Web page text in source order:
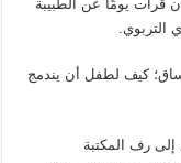
قرأت يومًا عن الطبيبة
التربوي.
كيف لطفل أن يندمج
إلى رف المكتبة